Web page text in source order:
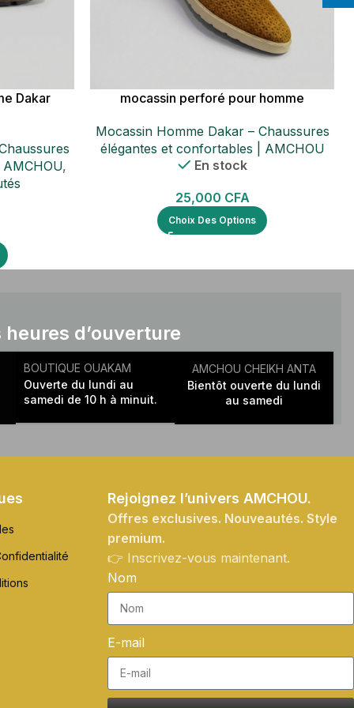
Dakar
,
mocassin perforé pour homme
Mocassin Homme Dakar – Chaussures
élégantes et confortables | AMCHOU
En stock
25,000 CFA
Choix Des Options
heures d’ouverture
BOUTIQUE OUAKAM
Ouverte du lundi au
samedi de 10 h à minuit.
AMCHOU CHEIKH ANTA
Bientôt ouverte du lundi
au samedi
Rejoignez l’univers AMCHOU.
Offres exclusives. Nouveautés. Style
premium.
👉 Inscrivez-vous maintenant.
Nom
E-mail